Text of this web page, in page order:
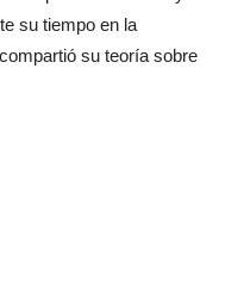
su tiempo en la
su teoría sobre